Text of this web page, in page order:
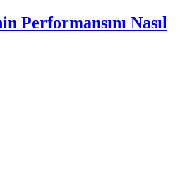
Performansını Nasıl